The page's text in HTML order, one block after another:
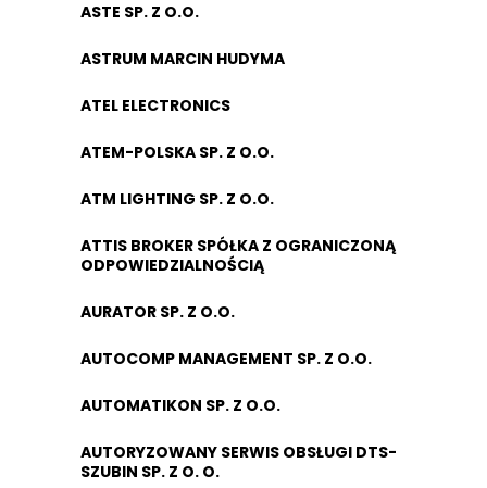
ASTE SP. Z O.O.
ASTRUM MARCIN HUDYMA
ATEL ELECTRONICS
ATEM-POLSKA SP. Z O.O.
ATM LIGHTING SP. Z O.O.
ATTIS BROKER SPÓŁKA Z OGRANICZONĄ
ODPOWIEDZIALNOŚCIĄ
AURATOR SP. Z O.O.
AUTOCOMP MANAGEMENT SP. Z O.O.
AUTOMATIKON SP. Z O.O.
AUTORYZOWANY SERWIS OBSŁUGI DTS-
SZUBIN SP. Z O. O.